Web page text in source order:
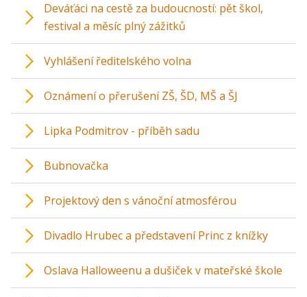
Deváťáci na cestě za budoucností: pět škol,
festival a měsíc plný zážitků
Vyhlášení ředitelského volna
Oznámení o přerušení ZŠ, ŠD, MŠ a ŠJ
Lipka Podmitrov - příběh sadu
Bubnovačka
Projektový den s vánoční atmosférou
Divadlo Hrubec a představení Princ z knížky
Oslava Halloweenu a dušiček v mateřské škole